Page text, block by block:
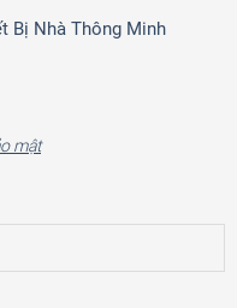
Bị Nhà Thông Minh
mật